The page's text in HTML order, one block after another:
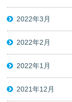
2022年3月
2022年2月
2022年1月
2021年12月